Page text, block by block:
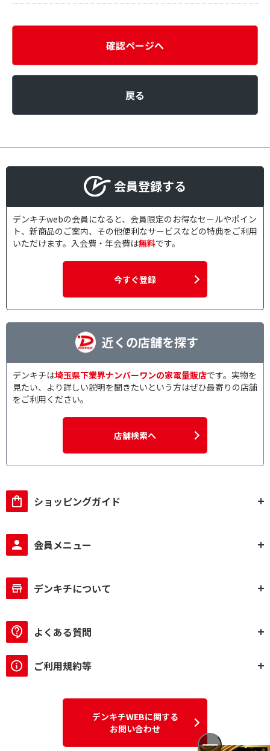
確認ページへ
戻る
会員登録する
デンキチwebの会員になると、会員限定のお得なセールやポイン
ト、新商品のご案内、その他便利なサービスなどの特典をご利用
いただけます。入会費・年会費は無料です。
今すぐ登録
近くの店舗を探す
デンキチは埼玉県下業界ナンバーワンの家電量販店です。実物を
見たい、より詳しい説明を聞きたいという方はぜひ最寄りの店舗
をご利用ください。
店舗検索へ
ショッピングガイド
会員メニュー
デンキチについて
よくある質問
ご利用規約等
デンキチWEBに関する
お問い合わせ